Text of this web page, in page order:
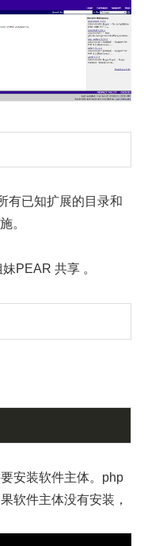
有已知扩展的目录和
。
PEAR 共享 。
安装软件主体。php
软件主体没有安装，